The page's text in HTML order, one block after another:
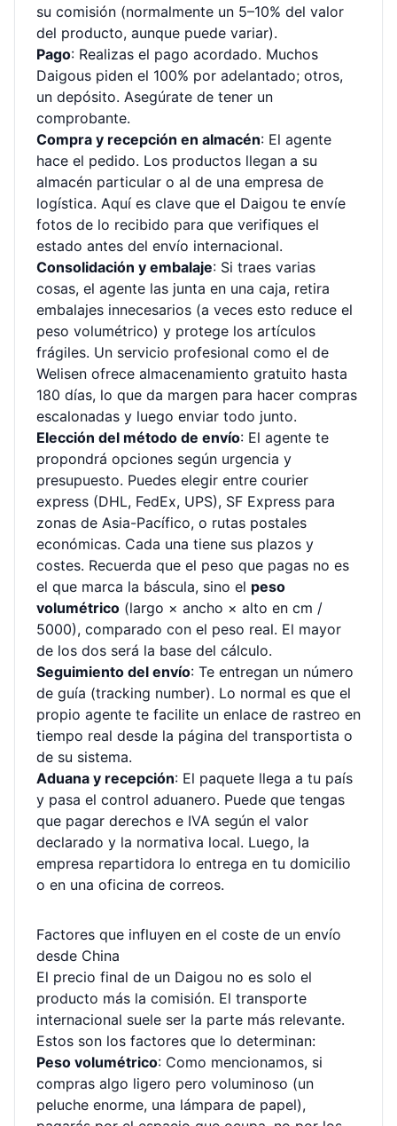
su comisión (normalmente un 5–10% del valor
del producto, aunque puede variar).
Pago: Realizas el pago acordado. Muchos
Daigous piden el 100% por adelantado; otros,
un depósito. Asegúrate de tener un
comprobante.
Compra y recepción en almacén: El agente
hace el pedido. Los productos llegan a su
almacén particular o al de una empresa de
logística. Aquí es clave que el Daigou te envíe
fotos de lo recibido para que verifiques el
estado antes del envío internacional.
Consolidación y embalaje: Si traes varias
cosas, el agente las junta en una caja, retira
embalajes innecesarios (a veces esto reduce el
peso volumétrico) y protege los artículos
frágiles. Un servicio profesional como el de
Welisen ofrece almacenamiento gratuito hasta
180 días, lo que da margen para hacer compras
escalonadas y luego enviar todo junto.
Elección del método de envío: El agente te
propondrá opciones según urgencia y
presupuesto. Puedes elegir entre courier
express (DHL, FedEx, UPS), SF Express para
zonas de Asia-Pacífico, o rutas postales
económicas. Cada una tiene sus plazos y
costes. Recuerda que el peso que pagas no es
el que marca la báscula, sino el peso
volumétrico (largo × ancho × alto en cm /
5000), comparado con el peso real. El mayor
de los dos será la base del cálculo.
Seguimiento del envío: Te entregan un número
de guía (tracking number). Lo normal es que el
propio agente te facilite un enlace de rastreo en
tiempo real desde la página del transportista o
de su sistema.
Aduana y recepción: El paquete llega a tu país
y pasa el control aduanero. Puede que tengas
que pagar derechos e IVA según el valor
declarado y la normativa local. Luego, la
empresa repartidora lo entrega en tu domicilio
o en una oficina de correos.
Factores que influyen en el coste de un envío
desde China
El precio final de un Daigou no es solo el
producto más la comisión. El transporte
internacional suele ser la parte más relevante.
Estos son los factores que lo determinan:
Peso volumétrico: Como mencionamos, si
compras algo ligero pero voluminoso (un
peluche enorme, una lámpara de papel),